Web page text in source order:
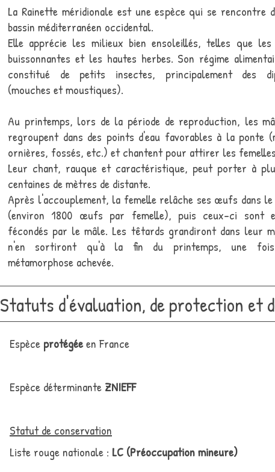
La Rainette méridionale est une espèce qui se rencontre
bassin méditerranéen occidental.
Elle apprécie les milieux bien ensoleillés, telles que les
buissonnantes et les hautes herbes. Son régime
constitué de petits insectes, principalement des
(mouches et moustiques).
Au printemps, lors de la période de reproduction, les
regroupent dans des points d'eau favorables à la ponte
ornières, fossés, etc.) et chantent pour attirer les
Leur chant, rauque et caractéristique, peut porter à
centaines de mètres de distante.
Après l'accouplement, la femelle relâche ses œufs dans
(environ 1800 œufs par femelle), puis ceux-ci sont
fécondés par le mâle. Les têtards grandiront dans leur
n'en sortiront qu'à la fin du printemps, une
métamorphose achevée.
Statuts d'évaluation, de protection et
Espèce protégéeen France
Espèce déterminante ZNIEFF
Statut de conservation
Liste rouge nationale : LC (Préoccupation mineure)